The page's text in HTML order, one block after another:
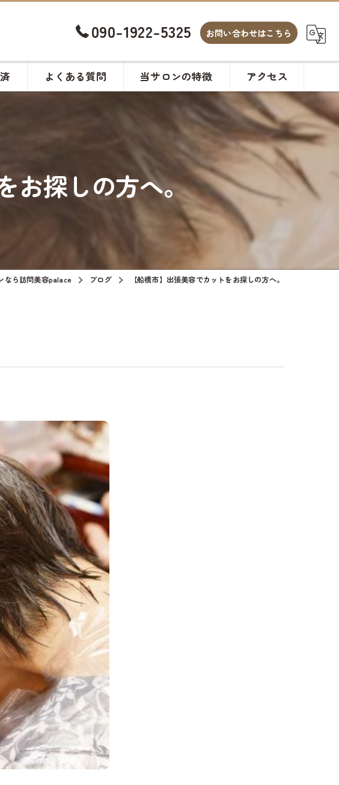
090-1922-5325 お問い合わせはこちら
よくある質問 当サロンの特徴
ヘアサロン
メンズ
アクセス
お探しの方へ。
なら訪問美容palace ブログ 【船橋市】出張美容でカットをお探しの方へ。